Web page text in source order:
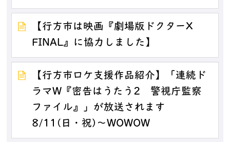
【行方市は映画『劇場版ドクターX
FINAL』に協力しました】
【行方市ロケ支援作品紹介】「連続ド
ラマW『密告はうたう2 警視庁監察
ファイル』」が放送されます
8/11(日・祝)～WOWOW